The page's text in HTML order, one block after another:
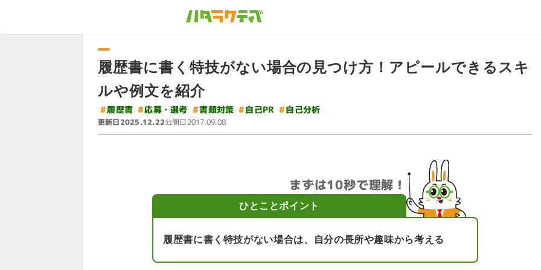
履歴書に書く特技がない場合の見つけ方！アピールできるスキ
ルや例文を紹介
#履歴書 #応募・選考 #書類対策 #自己PR #自己分析
更新日2025.12.22公開日2017.09.08
まずは10秒で理解！
ひとことポイント
履歴書に書く特技がない場合は、自分の長所や趣味から考える